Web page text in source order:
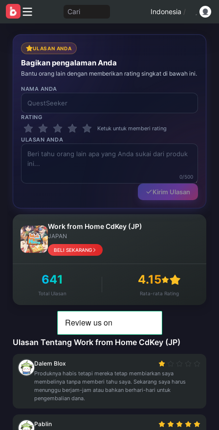
Cari Indonesia /
ULASAN ANDA
Bagikan pengalaman Anda
Bantu orang lain dengan memberikan rating singkat di bawah ini.
NAMA ANDA
RATING
Ketuk untuk memberi rating
ULASAN ANDA
0/500
Kirim Ulasan
Work from Home CdKey (JP)
JAPAN
BELI SEKARANG
641
Total Ulasan
4.15
Rata-rata Rating
Ulasan Tentang Work from Home CdKey (JP)
Dalem Blox
Produknya habis tetapi mereka tetap membiarkan saya
membelinya tanpa memberi tahu saya. Sekarang saya harus
menunggu berjam-jam atau bahkan berhari-hari untuk
pengembalian dana.
Pablin